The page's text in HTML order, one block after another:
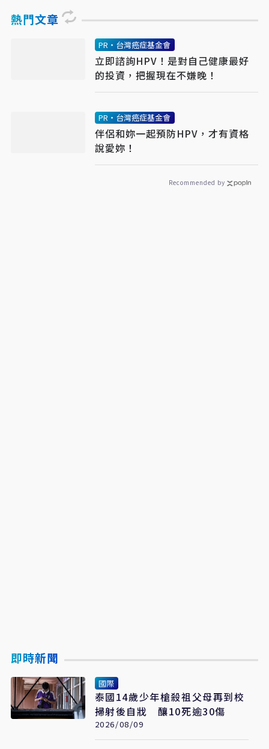
熱門文章
PR・台灣癌症基金會
立即諮詢HPV！是對自己健康最好
的投資，把握現在不嫌晚！
PR・台灣癌症基金會
伴侶和妳一起預防HPV，才有資格
說愛妳！
Recommended by
即時新聞
國際
泰國14歲少年槍殺祖父母再到校
掃射後自戕 釀10死逾30傷
2026/08/09